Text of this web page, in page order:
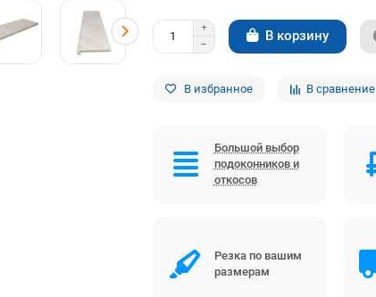
В корзину
В избранное В сравнение
Большой выбор
подоконников и
откосов
Резка по вашим
размерам